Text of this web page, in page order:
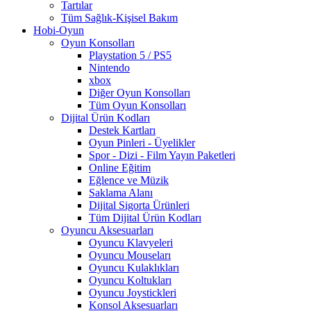
Tartılar
Tüm Sağlık-Kişisel Bakım
Hobi-Oyun
Oyun Konsolları
Playstation 5 / PS5
Nintendo
xbox
Diğer Oyun Konsolları
Tüm Oyun Konsolları
Dijital Ürün Kodları
Destek Kartları
Oyun Pinleri - Üyelikler
Spor - Dizi - Film Yayın Paketleri
Online Eğitim
Eğlence ve Müzik
Saklama Alanı
Dijital Sigorta Ürünleri
Tüm Dijital Ürün Kodları
Oyuncu Aksesuarları
Oyuncu Klavyeleri
Oyuncu Mouseları
Oyuncu Kulaklıkları
Oyuncu Koltukları
Oyuncu Joystickleri
Konsol Aksesuarları